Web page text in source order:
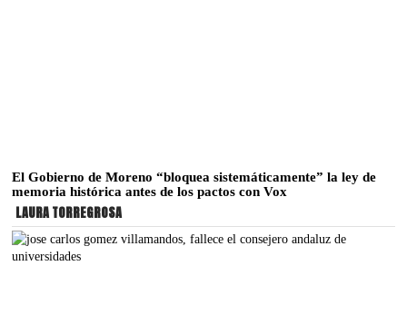
El Gobierno de Moreno “bloquea sistemáticamente” la ley de
memoria histórica antes de los pactos con Vox
LAURA TORREGROSA